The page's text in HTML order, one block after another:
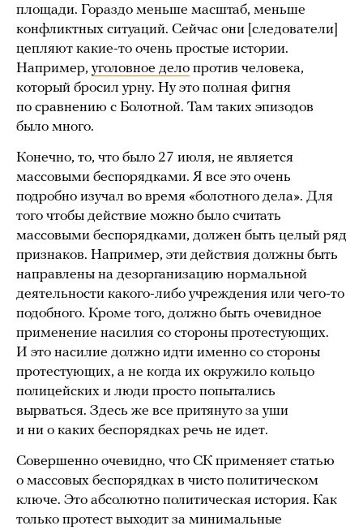
площади. Гораздо меньше масштаб, меньше
конфликтных ситуаций. Сейчас они [следователи]
цепляют какие-то очень простые истории.
Например, уголовное дело против человека,
который бросил урну. Ну это полная фигня
по сравнению с Болотной. Там таких эпизодов
было много.
Конечно, то, что было 27 июля, не является
массовыми беспорядками. Я все это очень
подробно изучал во время «болотного дела». Для
того чтобы действие можно было считать
массовыми беспорядками, должен быть целый ряд
признаков. Например, эти действия должны быть
направлены на дезорганизацию нормальной
деятельности какого-либо учреждения или чего-то
подобного. Кроме того, должно быть очевидное
применение насилия со стороны протестующих.
И это насилие должно идти именно со стороны
протестующих, а не когда их окружило кольцо
полицейских и люди просто попытались
вырваться. Здесь же все притянуто за уши
и ни о каких беспорядках речь не идет.
Совершенно очевидно, что СК применяет статью
о массовых беспорядках в чисто политическом
ключе. Это абсолютно политическая история. Как
только протест выходит за минимальные